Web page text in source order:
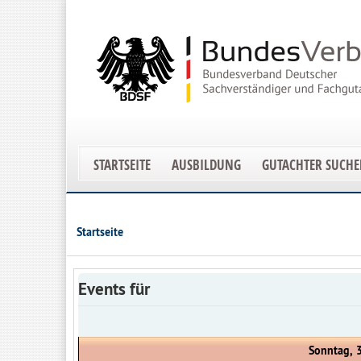
STARTSEITE AUSBILDUNG GUTACHTER
Startseite
Events für
Sonntag,